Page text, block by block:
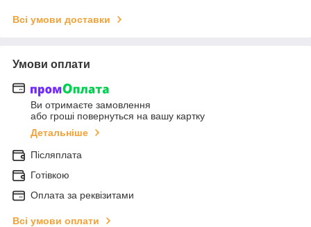
Всі умови доставки
Умови оплати
Ви отримаєте замовлення
або гроші повернуться на вашу картку
Детальніше
Післяплата
Готівкою
Оплата за реквізитами
Всі умови оплати